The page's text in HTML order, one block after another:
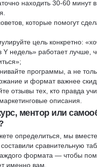
находить 30-60 минут
которые помогут
цель конкретно:
Y недель» работает лучше,
программы, а не
и формат важнее
отзывы тех, кто правда
описания.
ментор или
определиться, мы
сравнительную
формата — чтобы
именно вам.